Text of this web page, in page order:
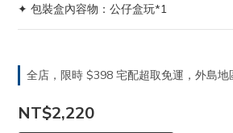
✦ 包裝盒內容物：公仔盒玩*1
全店，限時 $398 宅配超取免運，外島地
NT$2,220